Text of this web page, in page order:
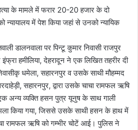
के मामले में फरार 20-20 हजार के दो
न्यायालय में पेश किया जहां से उनको न्यायिक
डालनवाला पर पिन्टू कुमार निवासी राजपुर
हमीलिया, देहरादून ने एक लिखित तहरीर दी
धमेला, सहारनपुर व उसके साथी मौहम्मद
सहारनपुर, द्वारा उसके चाचा रामफल ऋषि
अन्य व्यक्ति हसन पुत्र यूनुष के साथ गाली
किया गया, जिससे उसके साथी हसन के हाथ में
रामफल ऋषि को गम्भीर चोटें आई। पुलिस ने